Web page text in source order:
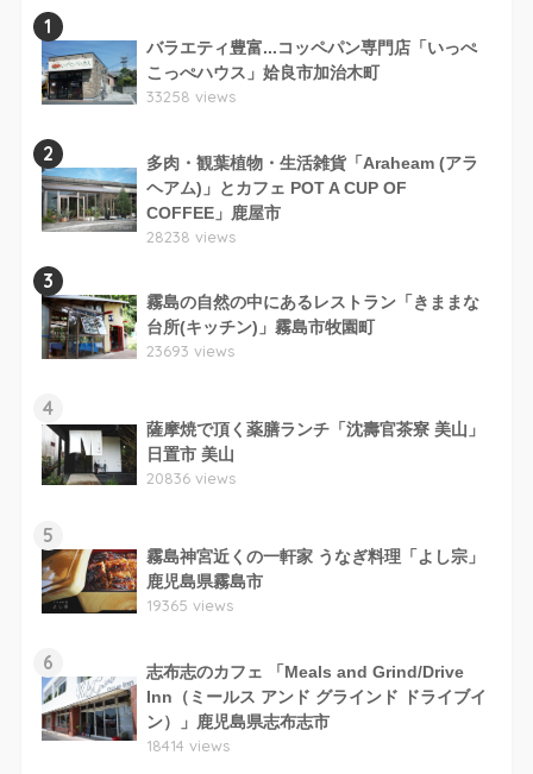
1
バラエティ豊富...コッペパン専門店「いっぺ
こっぺハウス」姶良市加治木町
33258 views
2
多肉・観葉植物・生活雑貨「Araheam (アラ
ヘアム)」とカフェ POT A CUP OF
COFFEE」鹿屋市
28238 views
3
霧島の自然の中にあるレストラン「きままな
台所(キッチン)」霧島市牧園町
23693 views
4
薩摩焼で頂く薬膳ランチ「沈壽官茶寮 美山」
日置市 美山
20836 views
5
霧島神宮近くの一軒家 うなぎ料理「よし宗」
鹿児島県霧島市
19365 views
6
志布志のカフェ 「Meals and Grind/Drive
Inn（ミールス アンド グラインド ドライブイ
ン）」鹿児島県志布志市
18414 views